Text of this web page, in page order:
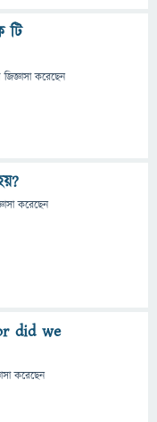
টি
জিজ্ঞাসাকরেছেন
করেছেন
did we
করেছেন